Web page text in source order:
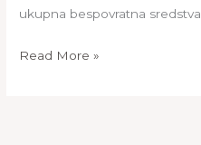
ukupna bespovratna
Read More »